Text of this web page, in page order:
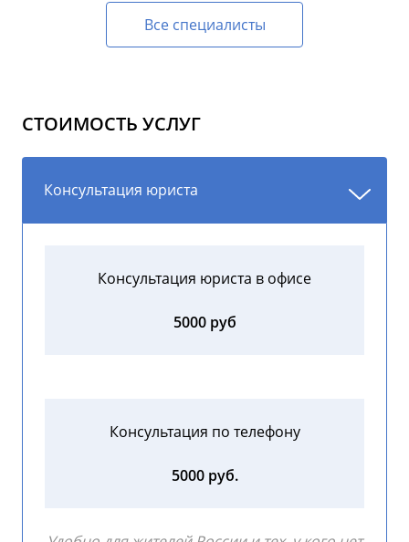
Все специалисты
СТОИМОСТЬ УСЛУГ
Консультация юриста
Консультация юриста в офисе
5000 руб
Консультация по телефону
5000 руб.